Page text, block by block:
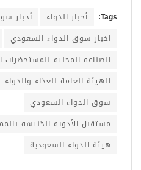
Tags: أخبار الدواء
أخبار
اخبار سوق الدواء السعودي
الصناعة المحلية للمستحضرات
الهيئة العامة للغذاء والدواء
سوق الدواء السعودي
مستقبل الأدوية الجَنيسَة
هيئة الدواء السعودية